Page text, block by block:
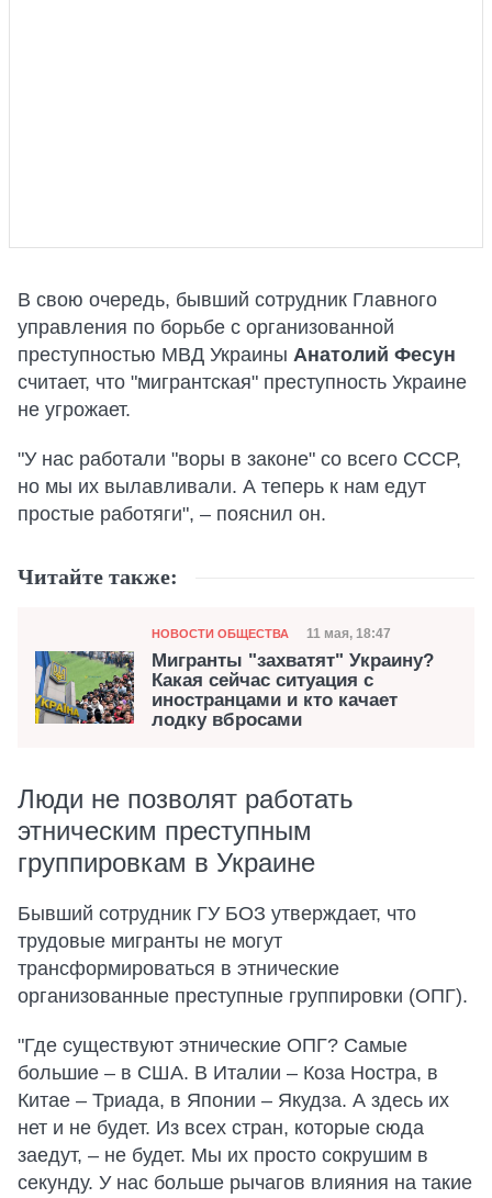
В свою очередь, бывший сотрудник Главного
управления по борьбе с организованной
преступностью МВД Украины Анатолий Фесун
считает, что "мигрантская" преступность Украине
не угрожает.
"У нас работали "воры в законе" со всего СССР,
но мы их вылавливали. А теперь к нам едут
простые работяги", – пояснил он.
Читайте также:
Категория
НОВОСТИ ОБЩЕСТВА Дата публикации
11 мая, 18:47
Мигранты "захватят" Украину?
Какая сейчас ситуация с
иностранцами и кто качает
лодку вбросами
Люди не позволят работать
этническим преступным
группировкам в Украине
Бывший сотрудник ГУ БОЗ утверждает, что
трудовые мигранты не могут
трансформироваться в этнические
организованные преступные группировки (ОПГ).
"Где существуют этнические ОПГ? Самые
большие – в США. В Италии – Коза Ностра, в
Китае – Триада, в Японии – Якудза. А здесь их
нет и не будет. Из всех стран, которые сюда
заедут, – не будет. Мы их просто сокрушим в
секунду. У нас больше рычагов влияния на такие